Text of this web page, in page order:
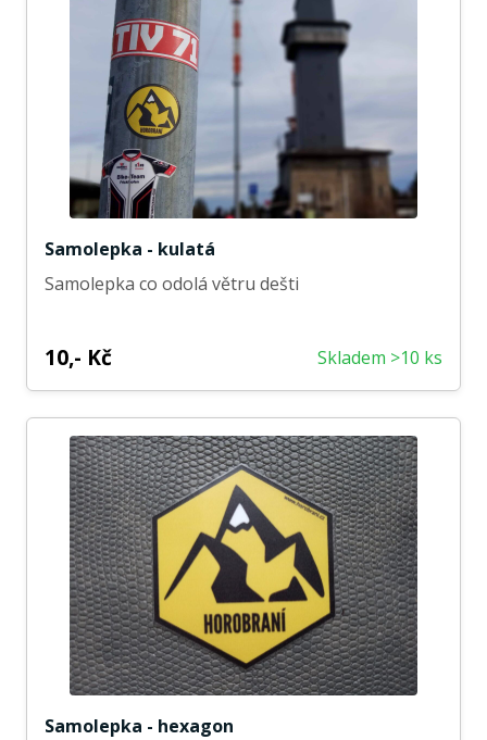
Samolepka - kulatá
Samolepka co odolá větru dešti
10,- Kč Skladem >10 ks
Samolepka - hexagon